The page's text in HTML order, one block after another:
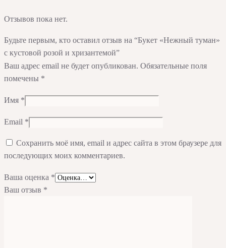
Отзывов пока нет.
Будьте первым, кто оставил отзыв на “Букет «Нежный туман»
с кустовой розой и хризантемой”
Ваш адрес email не будет опубликован. Обязательные поля
помечены *
Имя *
Email *
Сохранить моё имя, email и адрес сайта в этом браузере для
последующих моих комментариев.
Ваша оценка *
Ваш отзыв *